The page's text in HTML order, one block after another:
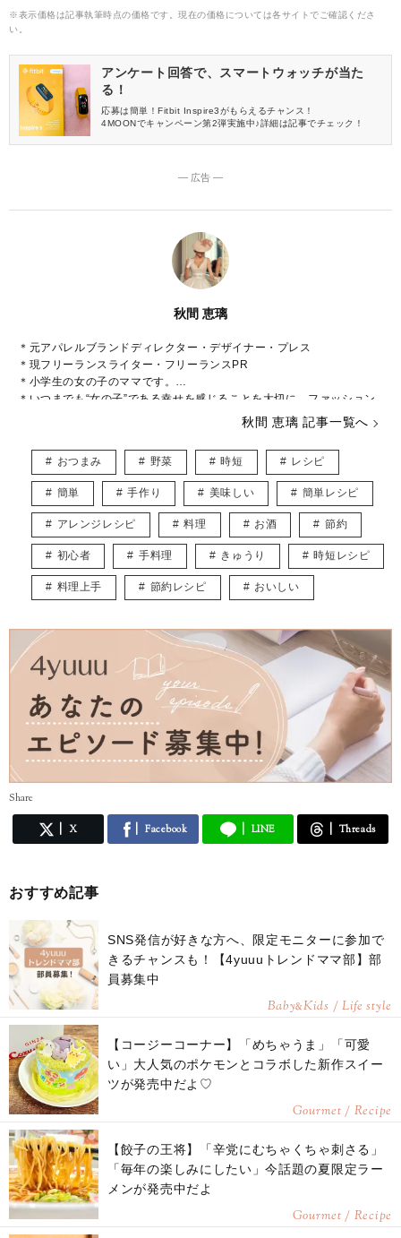
※表示価格は記事執筆時点の価格です。現在の価格については各サイトでご確認くださ
い。
アンケート回答で、スマートウォッチが当た
る！
応募は簡単！Fitbit Inspire3がもらえるチャンス！
4MOONでキャンペーン第2弾実施中♪詳細は記事でチェック！
― 広告 ―
秋間 恵璃
＊元アパレルブランドディレクター・デザイナー・プレス
＊現フリーランスライター・フリーランスPR
＊小学生の女の子のママです。
＊いつまでも“女の子”である幸せを感じることを大切に、ファッション
や美容などに関心をもって日々過ごしております♡
インスタグラム* @eriusa0325
https://instagram.com/eriusa0325/
メール* eriusa0325@gmail.com
(コンタクトはインスタグラムのDM、メールアドレスへお願いいたしま
※恐れ入りますが、商品に関してのご質問にはお答えしかねます。
秋間 恵璃 記事一覧へ
おつまみ 野菜 時短 レシピ
簡単 手作り 美味しい 簡単レシピ
アレンジレシピ 料理 お酒 節約
初心者 手料理 きゅうり 時短レシピ
料理上手 節約レシピ おいしい
Share
X Facebook LINE Threads
おすすめ記事
SNS発信が好きな方へ、限定モニターに参加で
きるチャンスも！【4yuuuトレンドママ部】部
員募集中
Baby&Kids / Life style
【コージーコーナー】「めちゃうま」「可愛
い」大人気のポケモンとコラボした新作スイー
ツが発売中だよ♡
Gourmet / Recipe
【餃子の王将】「辛党にむちゃくちゃ刺さる」
「毎年の楽しみにしたい」今話題の夏限定ラー
メンが発売中だよ
Gourmet / Recipe